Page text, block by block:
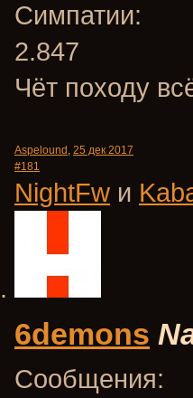
Симпатии:
2.847
Чёт походу
Aspelound , 25 дек 2017
#181
NightFw и
6demons
Сообщения: